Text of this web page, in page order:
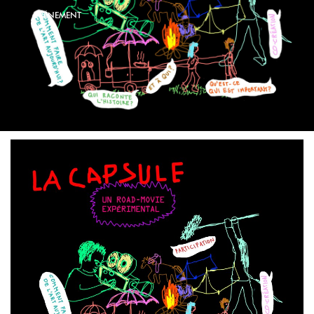
ÉVÉNEMENT